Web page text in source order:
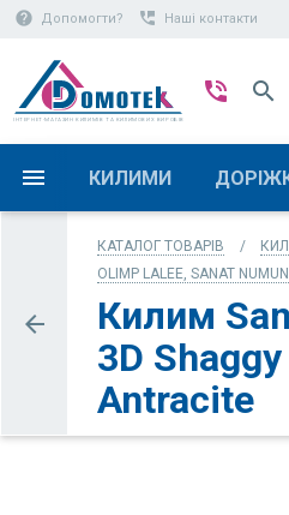
help Допомогти? perm_phone_msg Наші контакти
ІНТЕРНЕТ-МАГАЗИН КИЛИМІВ ТА КИЛИМОВИХ ВИРОБІВ
phone_in_talk search
КИЛИМИ
КАТАЛОГ ТОВАРІВ
OLIMP LALEE, SANAT
Килим
3D
Antracite
arrow_back